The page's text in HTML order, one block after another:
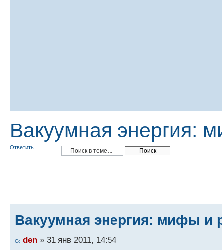
Вакуумная энергия:
Ответить
Вакуумная энергия: мифы и
den » 31 янв 2011, 14:54